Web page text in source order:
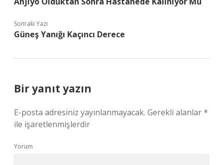
Sonraki Yazı
Güneş Yanığı Kaçıncı Derece
Bir yanıt yazın
E-posta adresiniz yayınlanmayacak. Gerekli alanlar*
ile işaretlenmişlerdir
Yorum